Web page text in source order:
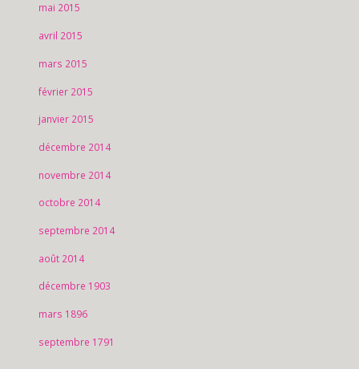
mai 2015
avril 2015
mars 2015
février 2015
janvier 2015
décembre 2014
novembre 2014
octobre 2014
septembre 2014
août 2014
décembre 1903
mars 1896
septembre 1791